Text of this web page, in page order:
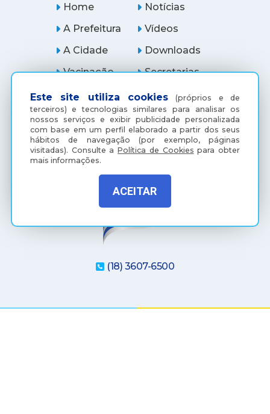
Este site utiliza cookies (próprios e de
terceiros) e tecnologias similares para analisar os
nossos serviços e exibir publicidade personalizada
com base em um perfil elaborado a partir dos seus
hábitos de navegação (por exemplo, páginas
visitadas). Consulte aPolítica de Cookies para obter
mais informações.
ACEITAR
Home
A Prefeitura
A Cidade
Notícias
Vídeos
Downloads
Vacinação
Serviços
Licitações
Secretarias
Ouvidoria
Araçatuba Digital
(18) 3607-6500